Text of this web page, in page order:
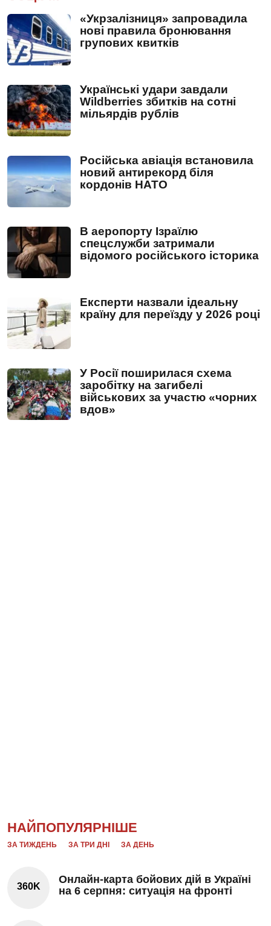
«Укрзалізниця» запровадила
нові правила бронювання
групових квитків
Українські удари завдали
Wildberries збитків на сотні
мільярдів рублів
Російська авіація встановила
новий антирекорд біля
кордонів НАТО
В аеропорту Ізраїлю
спецслужби затримали
відомого російського історика
Експерти назвали ідеальну
країну для переїзду у 2026 році
У Росії поширилася схема
заробітку на загибелі
військових за участю «чорних
вдов»
НАЙПОПУЛЯРНІШЕ
ЗА ТИЖДЕНЬ ЗА ТРИ ДНІ ЗА ДЕНЬ
360K
Онлайн-карта бойових дій в Україні
на 6 серпня: ситуація на фронті